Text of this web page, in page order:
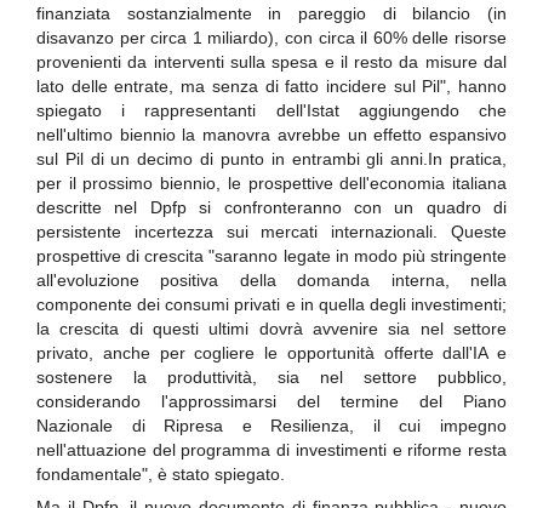
finanziata sostanzialmente in pareggio di bilancio (in
disavanzo per circa 1 miliardo), con circa il 60% delle risorse
provenienti da interventi sulla spesa e il resto da misure dal
lato delle entrate, ma senza di fatto incidere sul Pil", hanno
spiegato i rappresentanti dell'Istat aggiungendo che
nell'ultimo biennio la manovra avrebbe un effetto espansivo
sul Pil di un decimo di punto in entrambi gli anni.In pratica,
per il prossimo biennio, le prospettive dell'economia italiana
descritte nel Dpfp si confronteranno con un quadro di
persistente incertezza sui mercati internazionali. Queste
prospettive di crescita "saranno legate in modo più stringente
all'evoluzione positiva della domanda interna, nella
componente dei consumi privati e in quella degli investimenti;
la crescita di questi ultimi dovrà avvenire sia nel settore
privato, anche per cogliere le opportunità offerte dall'IA e
sostenere la produttività, sia nel settore pubblico,
considerando l'approssimarsi del termine del Piano
Nazionale di Ripresa e Resilienza, il cui impegno
nell'attuazione del programma di investimenti e riforme resta
fondamentale", è stato spiegato.